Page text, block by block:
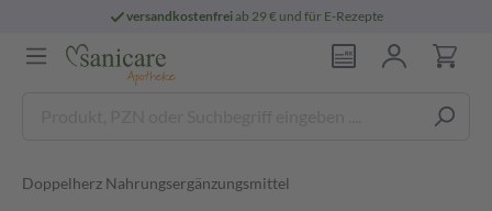
versandkostenfreiab 29 € und für E-Rezepte
Doppelherz Nahrungsergänzungsmittel